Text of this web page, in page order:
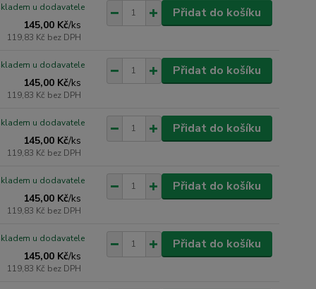
145,00 Kč/ks
119,83 Kč bez DPH
u dodavatele Přidat do košíku
145,00 Kč/ks
119,83 Kč bez DPH
u dodavatele Přidat do košíku
145,00 Kč/ks
119,83 Kč bez DPH
u dodavatele Přidat do košíku
145,00 Kč/ks
119,83 Kč bez DPH
u dodavatele Přidat do košíku
145,00 Kč/ks
119,83 Kč bez DPH
u dodavatele Přidat do košíku